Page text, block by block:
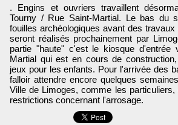
. Engins et ouvriers travaillent
Tourny / Rue Saint-Martial. Le bas du
fouilles archéologiques avant des
seront réalisés prochainement par
partie "haute" c'est le kiosque d'entrée
Martial qui est en cours de
jeux pour les enfants. Pour l'arrivée des
falloir attendre encore quelques
Ville de Limoges, comme les
restrictions concernant l'arrosage.